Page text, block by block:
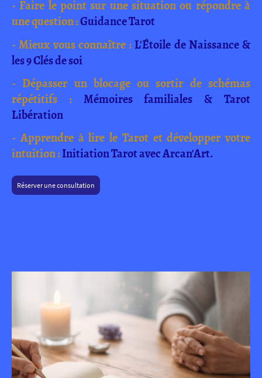
- Faire le point sur une situation ou répondre à
une question :Guidance Tarot
- Mieux vous connaître : L'Étoile de Naissance &
les 9 Clés de soi
- Dépasser un blocage ou sortir de schémas
répétitifs : Mémoires familiales & Tarot
Libération
- Apprendre à lire le Tarot et développer votre
intuition :Initiation Tarot avec Arcan'Art.
Réserver une consultation